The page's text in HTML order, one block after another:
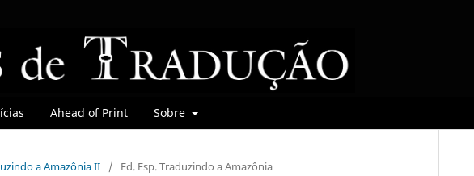
Ahead of Print Sobre
a Amazônia II / Ed. Esp. Traduzindo a Amazônia